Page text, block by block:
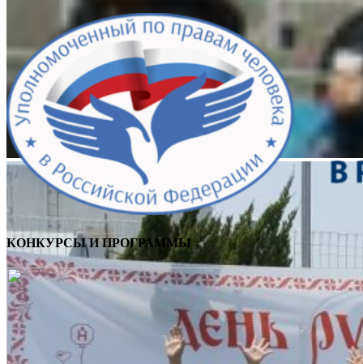
КОНКУРСЫ И ПРОГРАММЫ